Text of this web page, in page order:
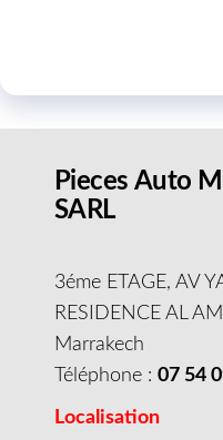
Pieces Auto
SARL
3éme ETAGE, AV
RESIDENCE AL
Marrakech
Téléphone : 07 54
Localisation